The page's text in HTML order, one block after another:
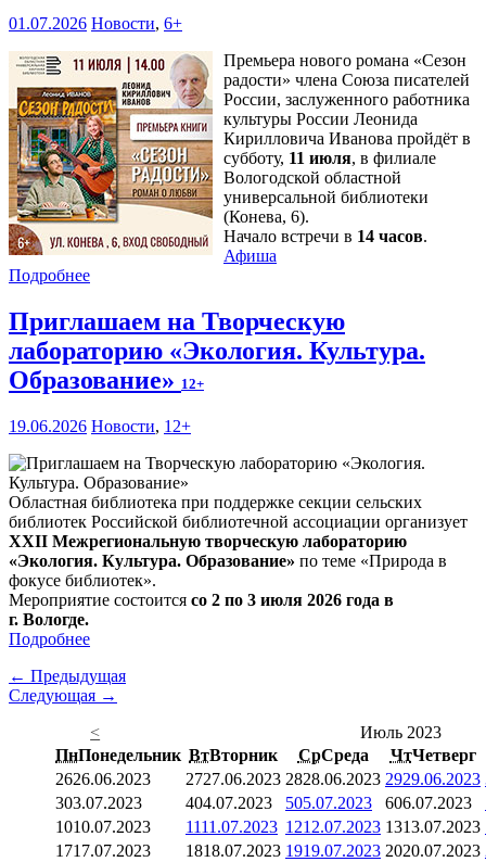
01.07.2026 Новости, 6+
Премьера нового романа «Сезон
радости» члена Союза писателей
России, заслуженного работника
культуры России Леонида
Кирилловича Иванова пройдёт в
субботу, 11 июля, в филиале
Вологодской областной
универсальной библиотеки
(Конева, 6).
Начало встречи в 14 часов.
Афиша
Подробнее
Приглашаем на Творческую
лабораторию «Экология. Культура.
Образование» 12+
19.06.2026 Новости, 12+
Областная библиотека при поддержке секции сельских
библиотек Российской библиотечной ассоциации организует
XXII Межрегиональную творческую лабораторию
«Экология. Культура. Образование» по теме «Природа в
фокусе библиотек».
Мероприятие состоится со 2 по 3 июля 2026 года в
г. Вологде.
Подробнее
← Предыдущая
Следующая →
<
Июль 2023
ПнПонедельник ВтВторник СрСреда ЧтЧетверг
2626.06.2023 2727.06.2023 2828.06.2023 2929.06.2023
303.07.2023 404.07.2023 505.07.2023 606.07.2023
1010.07.2023 1111.07.2023 1212.07.2023 1313.07.2023
1717.07.2023 1818.07.2023 1919.07.2023 2020.07.2023